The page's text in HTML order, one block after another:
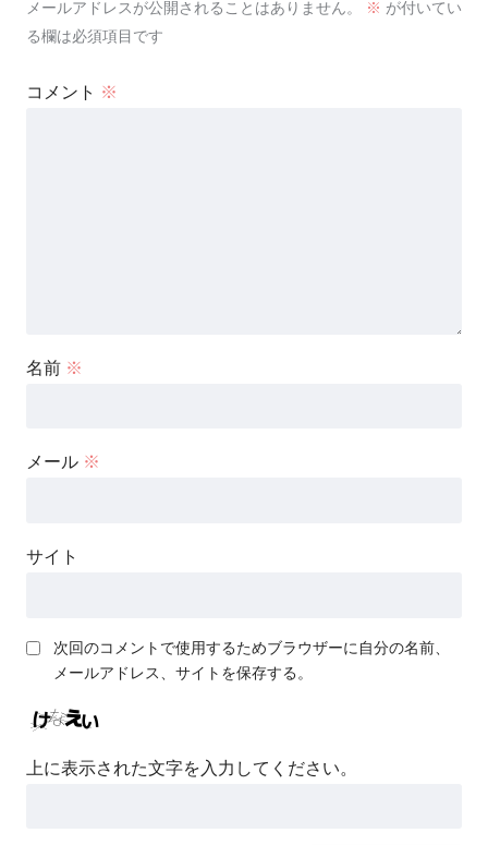
メールアドレスが公開されることはありません。 ※ が付いてい
る欄は必須項目です
コメント ※
名前 ※
メール ※
サイト
次回のコメントで使用するためブラウザーに自分の名前、
メールアドレス、サイトを保存する。
上に表示された文字を入力してください。